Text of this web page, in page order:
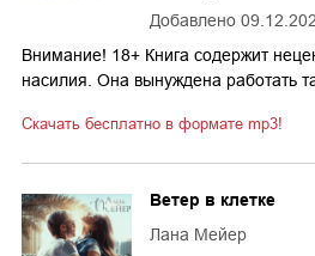
Добавлено
Внимание! 18+ Книга содержит
насилия. Она вынуждена работать
Скачать бесплатно в формате mp3!
Ветер в клетке
Лана Мейер